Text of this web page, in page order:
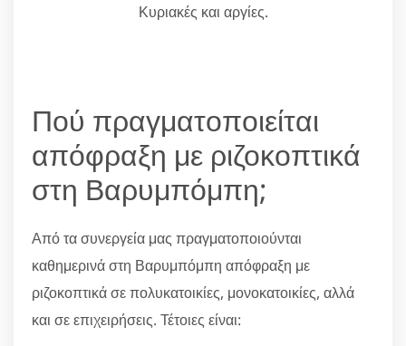
Κυριακές και αργίες.
Πού πραγματοποιείται
απόφραξη με ριζοκοπτικά
στη Βαρυμπόμπη;
Από τα συνεργεία μας πραγματοποιούνται
καθημερινά στη Βαρυμπόμπη απόφραξη με
ριζοκοπτικά σε πολυκατοικίες, μονοκατοικίες, αλλά
και σε επιχειρήσεις. Τέτοιες είναι: